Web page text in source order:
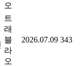
오
트
래
블
라
오
2026.07.09 343